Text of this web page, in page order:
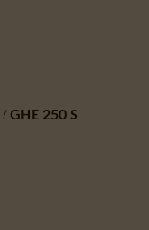
/ GHE 250 S